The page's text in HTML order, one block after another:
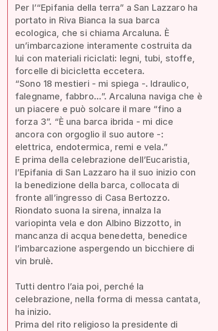
Per l’“Epifania della terra” a San Lazzaro ha
portato in Riva Bianca la sua barca
ecologica, che si chiama Arcaluna. È
un’imbarcazione interamente costruita da
lui con materiali riciclati: legni, tubi, stoffe,
forcelle di bicicletta eccetera.
“Sono 18 mestieri - mi spiega -. Idraulico,
falegname, fabbro…”. Arcaluna naviga che è
un piacere e può solcare il mare “fino a
forza 3”. “È una barca ibrida - mi dice
ancora con orgoglio il suo autore -:
elettrica, endotermica, remi e vela.”
E prima della celebrazione dell’Eucaristia,
l’Epifania di San Lazzaro ha il suo inizio con
la benedizione della barca, collocata di
fronte all’ingresso di Casa Bertozzo.
Riondato suona la sirena, innalza la
variopinta vela e don Albino Bizzotto, in
mancanza di acqua benedetta, benedice
l’imbarcazione aspergendo un bicchiere di
vin brulè.
Tutti dentro l’aia poi, perché la
celebrazione, nella forma di messa cantata,
ha inizio.
Prima del rito religioso la presidente di